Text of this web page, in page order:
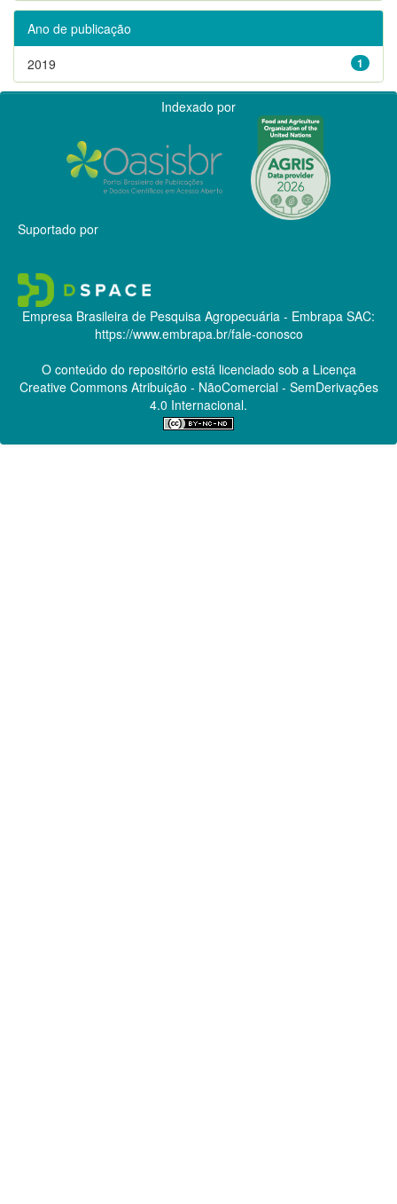
Ano de publicação
1
2019
Indexado por
Suportado por
Empresa Brasileira de Pesquisa Agropecuária - Embrapa SAC:
https://www.embrapa.br/fale-conosco
O conteúdo do repositório está licenciado sob a Licença
Creative CommonsAtribuição - NãoComercial - SemDerivações
4.0 Internacional.